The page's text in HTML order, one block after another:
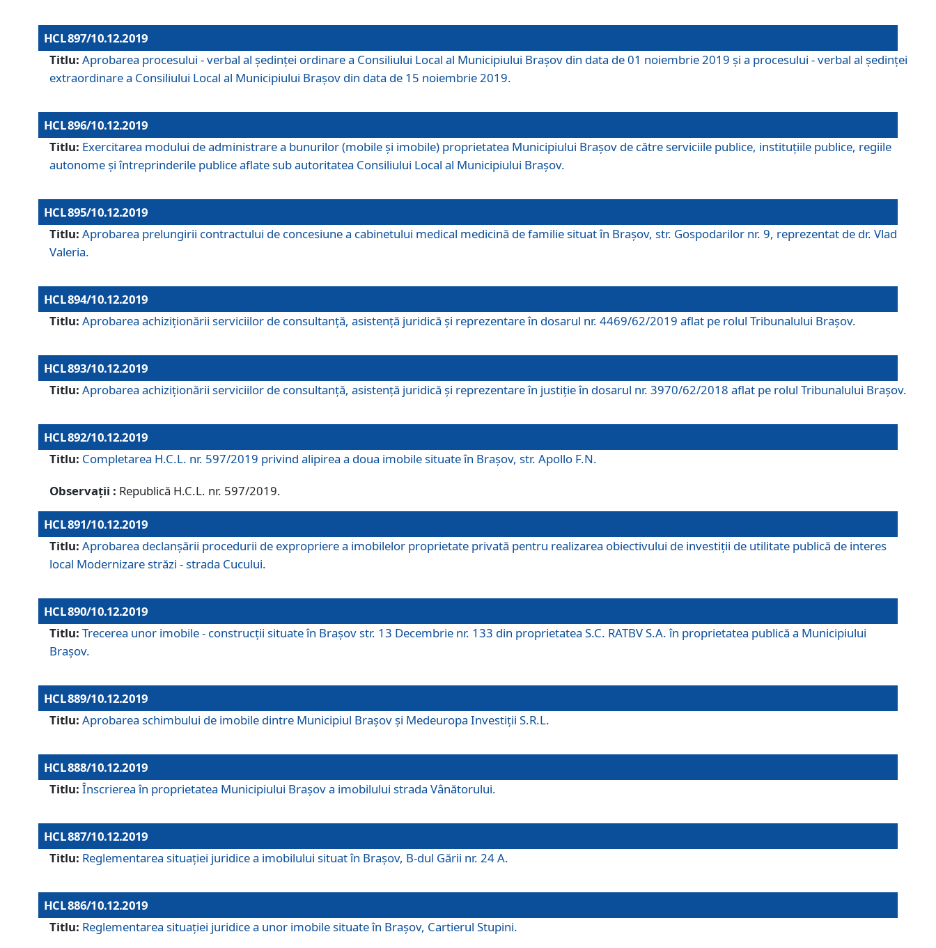
HCL 897/10.12.2019
Titlu: Aprobarea procesului - verbal al şedinţei ordinare a Consiliului Local al Municipiului Brașov din data de 01 noiembrie 2019 și a procesului - verbal al ședinței
extraordinare a Consiliului Local al Municipiului Brașov din data de 15 noiembrie 2019.
HCL 896/10.12.2019
Titlu: Exercitarea modului de administrare a bunurilor (mobile și imobile) proprietatea Municipiului Brașov de către serviciile publice, instituțiile publice, regiile
autonome și întreprinderile publice aflate sub autoritatea Consiliului Local al Municipiului Brașov.
HCL 895/10.12.2019
Titlu: Aprobarea prelungirii contractului de concesiune a cabinetului medical medicină de familie situat în Braşov, str. Gospodarilor nr. 9, reprezentat de dr. Vlad
Valeria.
HCL 894/10.12.2019
Titlu: Aprobarea achiziţionării serviciilor de consultanţă, asistenţă juridică şi reprezentare în dosarul nr. 4469/62/2019 aflat pe rolul Tribunalului Braşov.
HCL 893/10.12.2019
Titlu: Aprobarea achiziţionării serviciilor de consultanţă, asistenţă juridică şi reprezentare în justiţie în dosarul nr. 3970/62/2018 aflat pe rolul Tribunalului Braşov.
HCL 892/10.12.2019
Titlu: Completarea H.C.L. nr. 597/2019 privind alipirea a doua imobile situate în Brașov, str. Apollo F.N.
Observații : Republică H.C.L. nr. 597/2019.
HCL 891/10.12.2019
Titlu: Aprobarea declanșării procedurii de expropriere a imobilelor proprietate privată pentru realizarea obiectivului de investiții de utilitate publică de interes
local Modernizare străzi - strada Cucului.
HCL 890/10.12.2019
Titlu: Trecerea unor imobile - construcții situate în Brașov str. 13 Decembrie nr. 133 din proprietatea S.C. RATBV S.A. în proprietatea publică a Municipiului
Brașov.
HCL 889/10.12.2019
Titlu: Aprobarea schimbului de imobile dintre Municipiul Brașov și Medeuropa Investiții S.R.L.
HCL 888/10.12.2019
Titlu: Înscrierea în proprietatea Municipiului Braşov a imobilului strada Vânătorului.
HCL 887/10.12.2019
Titlu: Reglementarea situației juridice a imobilului situat în Brașov, B-dul Gării nr. 24 A.
HCL 886/10.12.2019
Titlu: Reglementarea situaţiei juridice a unor imobile situate în Braşov, Cartierul Stupini.